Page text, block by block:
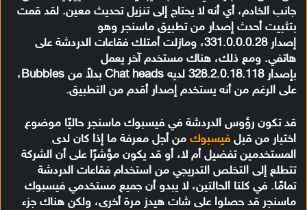
جانب الخادم، أي أنه لا يحتاج إلى تنزيل تحديث معين. لقد قمت
بتثبيت أحدث إصدار من تطبيق ماسنجر وهو
إصدار 331.0.0.0.28، ومازلت أمتلك فقاعات الدردشة على
هاتفي. ومع ذلك، هناك مستخدم آخر يعمل
بإصدار 328.2.0.18.118 لديه Chat heads بدلاً من Bubbles،
على الرغم من أنه يستخدم إصدار أقدم من التطبيق.
قد تكون رؤوس الدردشة في فيسبوك ماسنجر حاليًا موضوع
اختبار من قبل فيسبوك من أجل معرفة ما إذا كان لدى
المستخدمين تفضيل أم لا، أو قد يكون مؤشرًا على أن الشركة
تتطلع إلى التخلص التدريجي من استخدام فقاعات الدردشة
تمامًا. في كلتا الحالتين، لا يبدو أن جميع مستخدمي فيسبوك
ماسنجر قد حصلوا على شات هيدز مرة أخرى، ولكن هناك جزء